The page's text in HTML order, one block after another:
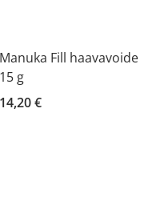
Manuka Fill haavavoide
15 g
14,20 €